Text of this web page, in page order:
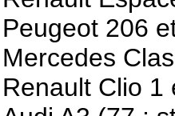
Peugeot 206
Mercedes
Renault Clio 1